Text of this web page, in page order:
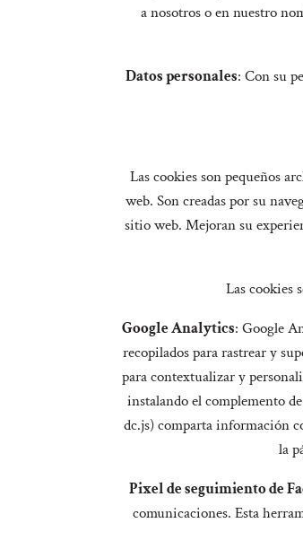
a nosotros o en nuestro
Datos personales: Con su
Las cookies son pequeños
web. Son creadas por su
sitio web. Mejoran su
Las cookies
Google Analytics: Google
recopilados para rastrear y
para contextualizar y
instalando el complemento
dc.js) comparta información
la
Pixel de seguimiento de
comunicaciones. Esta